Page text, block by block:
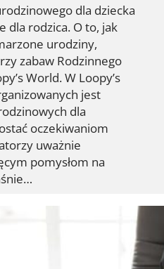
dla dziecka
dla rodzica. O to, jak
urodziny,
zabaw Rodzinnego
World. W Loopy’s
jest
dla
oczekiwaniom
uważnie
pomysłom na